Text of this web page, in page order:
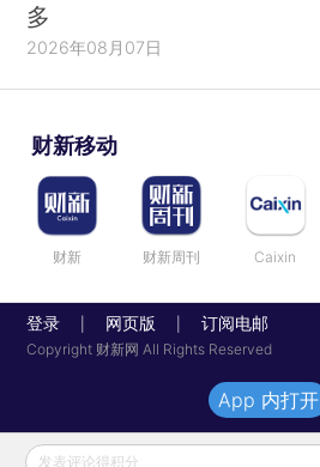
多
2026年08月07日
财新移动
财新 财新周刊 Caixin
登录 网页版 订阅电邮
Copyright 财新网 All Rights Reserved
发表评论得积分
App 内打开